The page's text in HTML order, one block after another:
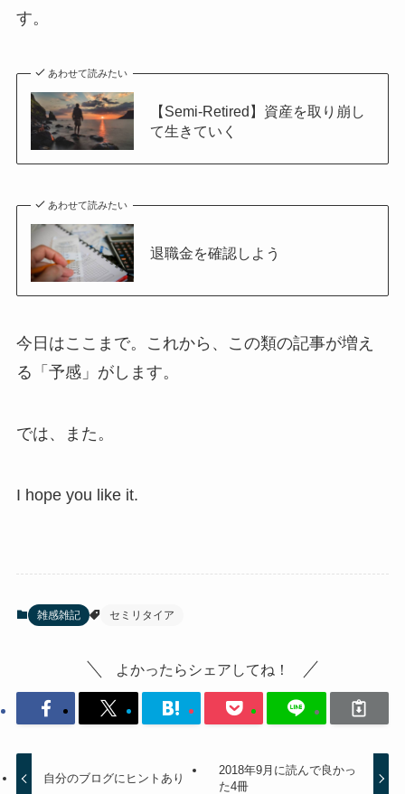
す。
あわせて読みたい
【Semi-Retired】資産を取り崩し
て生きていく
あわせて読みたい
退職金を確認しよう
今日はここまで。これから、この類の記事が増え
る「予感」がします。
では、また。
I hope you like it.
雑感雑記 セミリタイア
よかったらシェアしてね！
自分のブログにヒントあり
2018年9月に読んで良かっ
た4冊